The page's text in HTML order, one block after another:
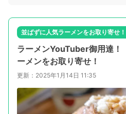
並ばずに人気ラーメンをお取り寄せ！
ラーメンYouTuber御用達！
ーメンをお取り寄せ！
更新：2025年1月14日 11:35